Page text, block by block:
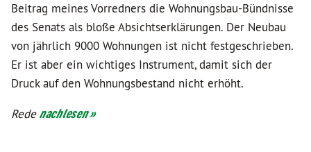
Beitrag meines Vorredners die Wohnungsbau-Bündnisse
des Senats als bloße Absichtserklärungen. Der Neubau
von jährlich 9000 Wohnungen ist nicht festgeschrieben.
Er ist aber ein wichtiges Instrument, damit sich der
Druck auf den Wohnungsbestand nicht erhöht.
Redenachlesen »